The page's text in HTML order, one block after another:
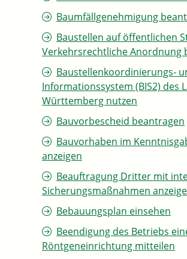
Baumfällgenehmigung
Baustellen auf öffentlichen
Verkehrsrechtliche Anordnung
Baustellenkoordinierungs-
Informationssystem (BIS2) des
Württemberg nutzen
Bauvorbescheid beantragen
Bauvorhaben im
anzeigen
Beauftragung Dritter mit
Sicherungsmaßnahmen
Bebauungsplan einsehen
Beendigung des Betriebs
Röntgeneinrichtung mitteilen